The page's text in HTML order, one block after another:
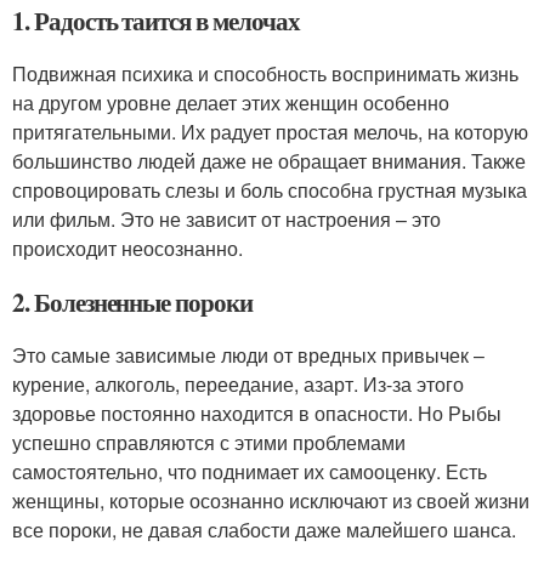
1. Радость таится в мелочах
Подвижная психика и способность воспринимать жизнь
на другом уровне делает этих женщин особенно
притягательными. Их радует простая мелочь, на которую
большинство людей даже не обращает внимания. Также
спровоцировать слезы и боль способна грустная музыка
или фильм. Это не зависит от настроения – это
происходит неосознанно.
2. Болезненные пороки
Это самые зависимые люди от вредных привычек –
курение, алкоголь, переедание, азарт. Из-за этого
здоровье постоянно находится в опасности. Но Рыбы
успешно справляются с этими проблемами
самостоятельно, что поднимает их самооценку. Есть
женщины, которые осознанно исключают из своей жизни
все пороки, не давая слабости даже малейшего шанса.